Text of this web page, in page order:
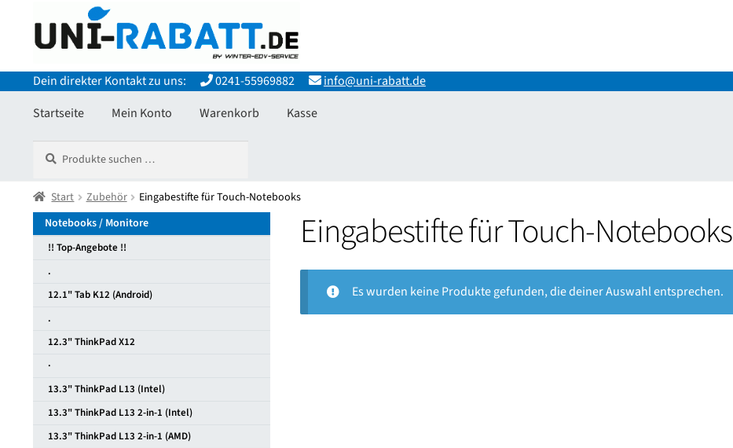
Navigation
springen
Inhalt
springen
Dein direkter Kontakt zu uns:
0241-55969882
info@uni-rabatt.de
Startseite
Mein Konto Warenkorb Kasse
Start Allgemeine Geschäftsbedingungen
Widerrufsbelehrung und WiderrufsfomularZahlungsarten
nach:
Start Zubehör Eingabestifte für Touch-Notebooks
Eingabestifte für Touch-Notebooks
Es wurden keine Produkte gefunden, die deiner Auswahl entsprechen.
Notebooks / Monitore
!! Top-Angebote !!
.
12.1" Tab K12 (Android)
.
12.3" ThinkPad X12
·
13.3" ThinkPad L13 (Intel)
13.3" ThinkPad L13 2-in-1 (Intel)
13.3" ThinkPad L13 2-in-1 (AMD)